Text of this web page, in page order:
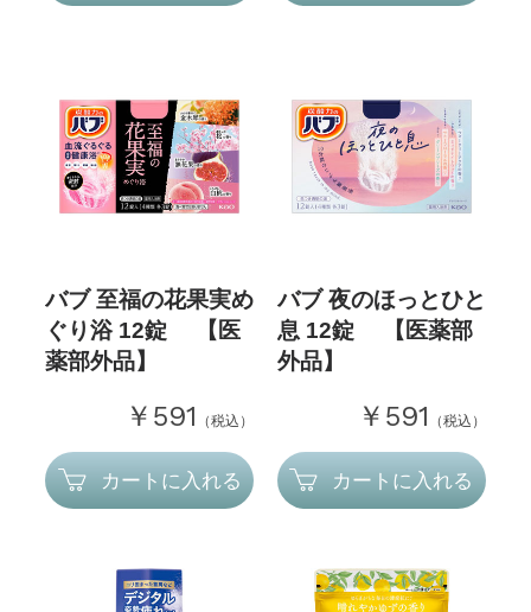
バブ 至福の花果実め
ぐり浴 12錠 【医
薬部外品】
￥591 （税込）
カートに入れる
バブ 夜のほっとひと
息 12錠 【医薬部
外品】
￥591 （税込）
カートに入れる